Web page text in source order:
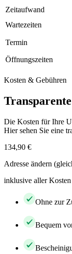
Zeitaufwand
Wartezeiten
Termin
Öffnungszeiten
Kosten & Gebühren
Die Kosten für Ihre
Hier sehen Sie eine
134,90 €
Adresse ändern
inklusive aller
Ohne zur
Bequem